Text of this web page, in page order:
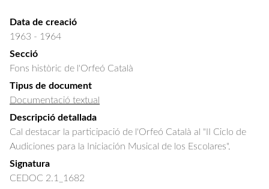
Data de creació
1963 - 1964
Secció
Fons històric de l'Orfeó Català
Tipus de document
Documentació textual
Descripció detallada
Cal destacar la participació de l'Orfeó Català al "II Ciclo de
Audiciones para la Iniciación Musical de los Escolares".
Signatura
CEDOC 2.1_1682